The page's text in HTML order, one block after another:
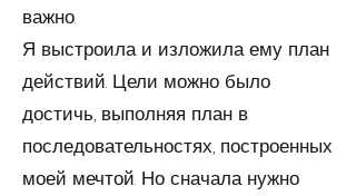
важно.
Я выстроила и изложила ему план
действий. Цели можно было
достичь, выполняя план в
последовательностях, построенных
моей мечтой. Но сначала нужно